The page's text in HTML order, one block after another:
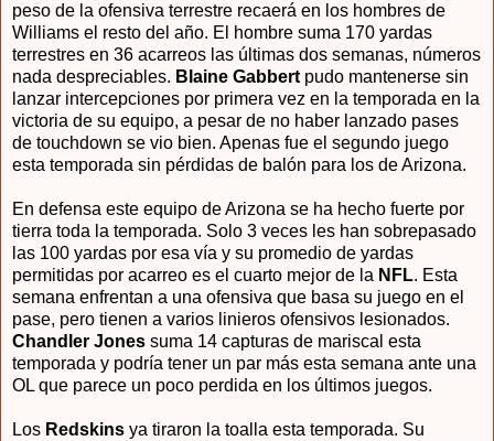
peso de la ofensiva terrestre recaerá en los hombres de
Williams el resto del año. El hombre suma 170 yardas
terrestres en 36 acarreos las últimas dos semanas, números
nada despreciables. Blaine Gabbert pudo mantenerse sin
lanzar intercepciones por primera vez en la temporada en la
victoria de su equipo, a pesar de no haber lanzado pases
de touchdown se vio bien. Apenas fue el segundo juego
esta temporada sin pérdidas de balón para los de Arizona.
En defensa este equipo de Arizona se ha hecho fuerte por
tierra toda la temporada. Solo 3 veces les han sobrepasado
las 100 yardas por esa vía y su promedio de yardas
permitidas por acarreo es el cuarto mejor de la NFL. Esta
semana enfrentan a una ofensiva que basa su juego en el
pase, pero tienen a varios linieros ofensivos lesionados.
Chandler Jones suma 14 capturas de mariscal esta
temporada y podría tener un par más esta semana ante una
OL que parece un poco perdida en los últimos juegos.
Los Redskins ya tiraron la toalla esta temporada. Su